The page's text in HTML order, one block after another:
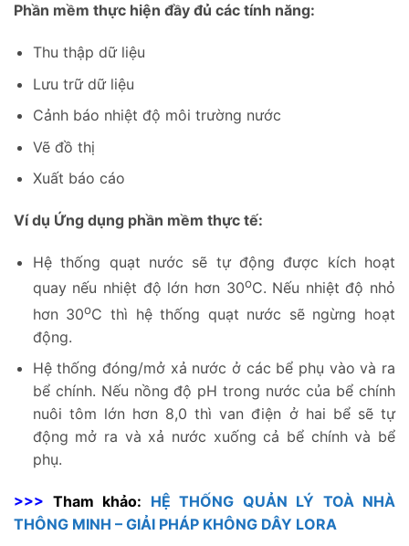
Phần mềm thực hiện đầy đủ các tính năng:
Thu thập dữ liệu
Lưu trữ dữ liệu
Cảnh báo nhiệt độ môi trường nước
Vẽ đồ thị
Xuất báo cáo
Ví dụ Ứng dụng phần mềm thực tế:
Hệ thống quạt nước sẽ tự động được kích hoạt
quay nếu nhiệt độ lớn hơn 30oC. Nếu nhiệt độ nhỏ
hơn 30oC thì hệ thống quạt nước sẽ ngừng hoạt
động.
Hệ thống đóng/mở xả nước ở các bể phụ vào và ra
bể chính. Nếu nồng độ pH trong nước của bể chính
nuôi tôm lớn hơn 8,0 thì van điện ở hai bể sẽ tự
động mở ra và xả nước xuống cả bể chính và bể
phụ.
>>> Tham khảo: HỆ THỐNG QUẢN LÝ TOÀ NHÀ
THÔNG MINH – GIẢI PHÁP KHÔNG DÂY LORA